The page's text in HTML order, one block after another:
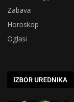
Zabava
Horoskop
Oglasi
IZBOR UREDNIKA